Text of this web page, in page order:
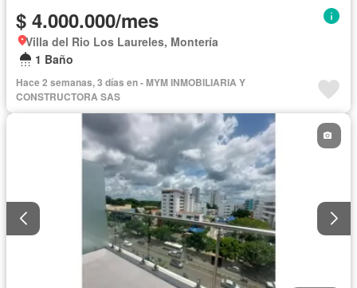
$ 4.000.000/mes
Villa del Rio Los Laureles, Montería
1 Baño
Hace 2 semanas, 3 días en - MYM INMOBILIARIA Y
CONSTRUCTORA SAS